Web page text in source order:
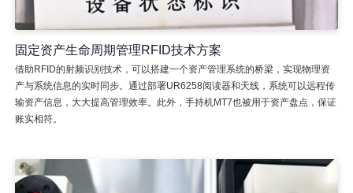
固定资产生命周期管理RFID技术方案
借助RFID的射频识别技术，可以搭建一个资产管理系统的桥梁，实现物理资
产与系统信息的实时同步。通过部署UR6258阅读器和天线，系统可以远程传
输资产信息，大大提高管理效率。此外，手持机MT7也被用于资产盘点，保证
账实相符。